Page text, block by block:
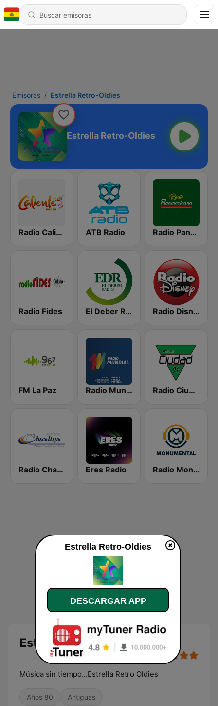
Emisoras Estrella Retro-Oldies
Estrella Retro-Oldies
Radio Caliente 105.1 FM ATB Radio Radio Panamericana
Radio Fides El Deber Radio Radio Disney Bolivia
FM La Paz Radio Mundial Bolivia Radio Ciudad
Radio Chacaltaya Eres Radio Radio Monumental
Estrella Retro-Oldies
Música sin tiempo...Estrella Retro Oldies
Años 80 Antiguas
Estrella Retro-Oldies
DESCARGAR APP